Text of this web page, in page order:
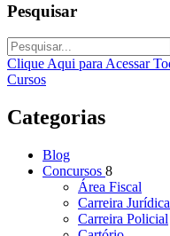
Pesquisar
Clique Aqui para Acessar
Cursos
Categorias
Blog
Concursos 8
Área Fiscal
Carreira Jurídica
Carreira Policial